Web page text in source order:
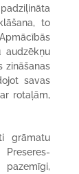
to
audzēkņu
zināšanas
savas
rotaļām,
grāmatu
Preseres-